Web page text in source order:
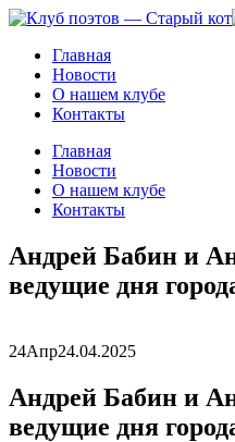
Главная
Новости
О нашем клубе
Контакты
Главная
Новости
О нашем клубе
Контакты
Андрей Бабин и
ведущие дня
24Апр24.04.2025
Андрей Бабин и
ведущие дня